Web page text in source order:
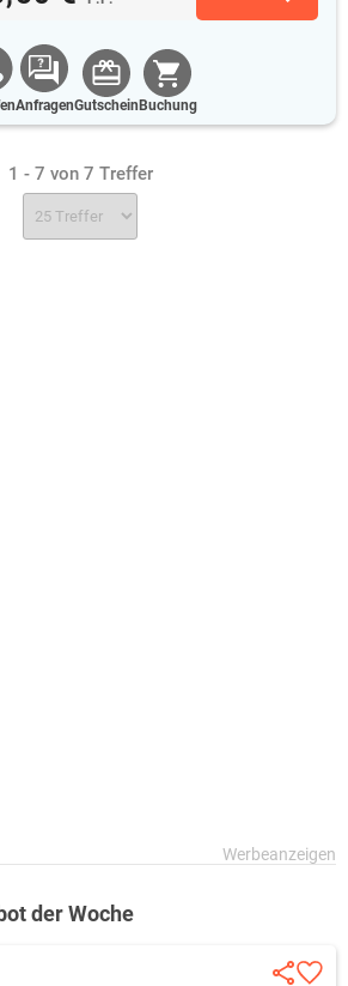
AnfragenGutschein Buchung
1 - 7 von 7 Treffer
der Woche